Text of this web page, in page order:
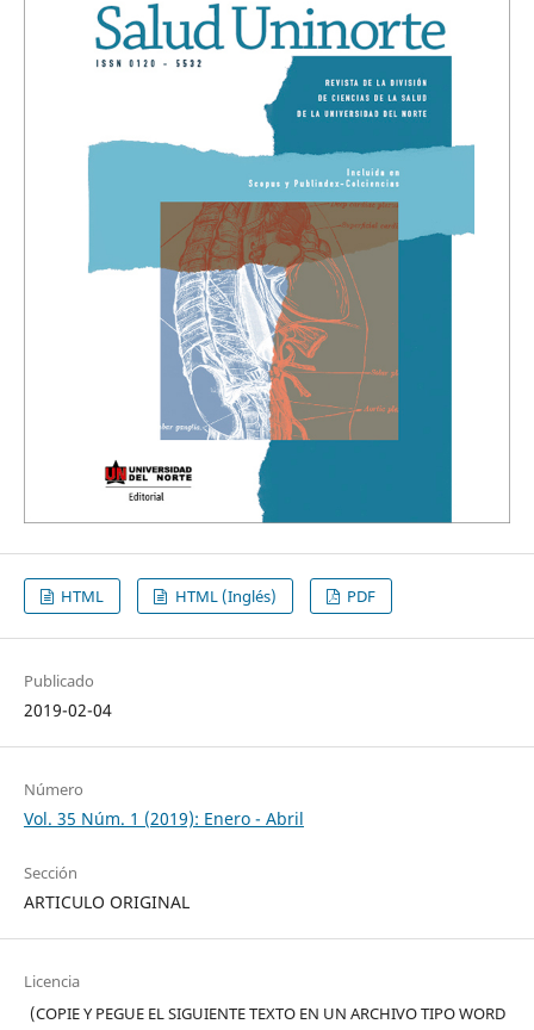
HTML HTML (Inglés) PDF
Publicado
2019-02-04
Número
Vol. 35 Núm. 1 (2019): Enero - Abril
Sección
ARTICULO ORIGINAL
Licencia
(COPIE Y PEGUE EL SIGUIENTE TEXTO EN UN ARCHIVO TIPO WORD